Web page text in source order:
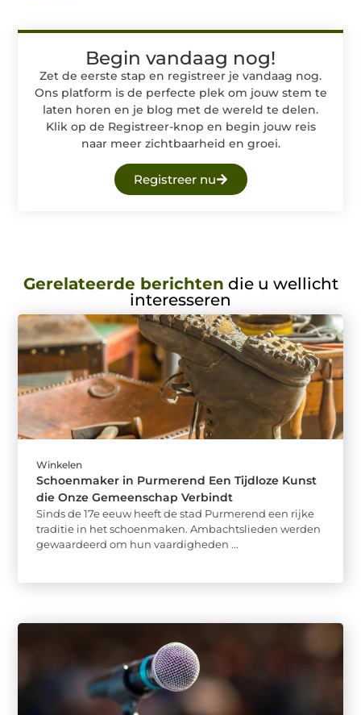
Begin vandaag nog!
Zet de eerste stap en registreer je vandaag nog.
Ons platform is de perfecte plek om jouw stem te
laten horen en je blog met de wereld te delen.
Klik op de Registreer-knop en begin jouw reis
naar meer zichtbaarheid en groei.
Registreer nu
Gerelateerde berichten die u wellicht
interesseren
Winkelen
Schoenmaker in Purmerend Een Tijdloze Kunst
die Onze Gemeenschap Verbindt
Sinds de 17e eeuw heeft de stad Purmerend een rijke
traditie in het schoenmaken. Ambachtslieden werden
gewaardeerd om hun vaardigheden ...